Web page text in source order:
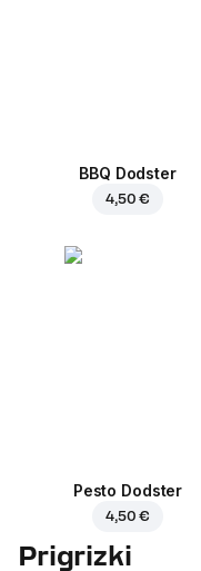
BBQ Dodster
4,50 €
Pesto Dodster
4,50 €
Prigrizki